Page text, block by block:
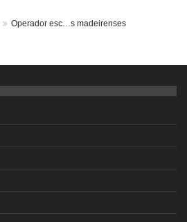
Operador esc…s madeirenses